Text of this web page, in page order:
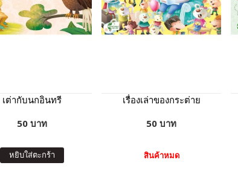
เต่ากับนกอินทรี
50 บาท
หยิบใส่ตะกร้า
เรื่องเล่าของกระต่าย
50 บาท
สินค้าหมด